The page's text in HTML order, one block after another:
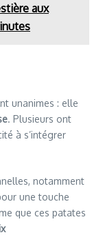
aux
unanimes : elle
. Plusieurs ont
à s’intégrer
notamment
une touche
que ces patates